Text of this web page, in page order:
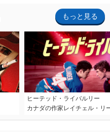
もっと見る
ヒーテッド・ライバルリー
カナダの作家レイチェル・リ